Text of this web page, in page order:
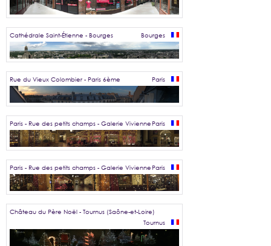
Cathédrale Saint-Étienne - Bourges Bourges
Rue du Vieux Colombier - Paris 6ème Paris
Paris - Rue des petits champs - Galerie VivienneParis
Paris - Rue des petits champs - Galerie VivienneParis
Château du Père Noël - Tournus (Saône-et-Loire)
Tournus